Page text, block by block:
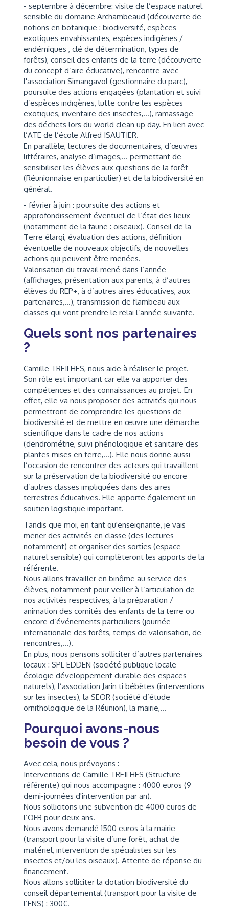
- septembre à décembre: visite de l’espace naturel
sensible du domaine Archambeaud (découverte de
notions en botanique : biodiversité, espèces
exotiques envahissantes, espèces indigènes /
endémiques , clé de détermination, types de
forêts), conseil des enfants de la terre (découverte
du concept d’aire éducative), rencontre avec
l'association Simangavol (gestionnaire du parc),
poursuite des actions engagées (plantation et suivi
d’espèces indigènes, lutte contre les espèces
exotiques, inventaire des insectes,…), ramassage
des déchets lors du world clean up day. En lien avec
l’ATE de l’école Alfred ISAUTIER.
En parallèle, lectures de documentaires, d’œuvres
littéraires, analyse d’images,… permettant de
sensibiliser les élèves aux questions de la forêt
(Réunionnaise en particulier) et de la biodiversité en
général.
- février à juin : poursuite des actions et
approfondissement éventuel de l’état des lieux
(notamment de la faune : oiseaux). Conseil de la
Terre élargi, évaluation des actions, définition
éventuelle de nouveaux objectifs, de nouvelles
actions qui peuvent être menées.
Valorisation du travail mené dans l’année
(affichages, présentation aux parents, à d’autres
élèves du REP+, à d’autres aires éducatives, aux
partenaires,…), transmission de flambeau aux
classes qui vont prendre le relai l’année suivante.
Quels sont nos partenaires
?
Camille TREILHES, nous aide à réaliser le projet.
Son rôle est important car elle va apporter des
compétences et des connaissances au projet. En
effet, elle va nous proposer des activités qui nous
permettront de comprendre les questions de
biodiversité et de mettre en œuvre une démarche
scientifique dans le cadre de nos actions
(dendrométrie, suivi phénologique et sanitaire des
plantes mises en terre,…). Elle nous donne aussi
l’occasion de rencontrer des acteurs qui travaillent
sur la préservation de la biodiversité ou encore
d’autres classes impliquées dans des aires
terrestres éducatives. Elle apporte également un
soutien logistique important.
Tandis que moi, en tant qu'enseignante, je vais
mener des activités en classe (des lectures
notamment) et organiser des sorties (espace
naturel sensible) qui complèteront les apports de la
référente.
Nous allons travailler en binôme au service des
élèves, notamment pour veiller à l’articulation de
nos activités respectives, à la préparation /
animation des comités des enfants de la terre ou
encore d’événements particuliers (journée
internationale des forêts, temps de valorisation, de
rencontres,…).
En plus, nous pensons solliciter d’autres partenaires
locaux : SPL EDDEN (société publique locale –
écologie développement durable des espaces
naturels), l’association Jarin ti bébètes (interventions
sur les insectes), la SEOR (société d’étude
ornithologique de la Réunion), la mairie,…
Pourquoi avons-nous
besoin de vous ?
Avec cela, nous prévoyons :
Interventions de Camille TREILHES (Structure
référente) qui nous accompagne : 4000 euros (9
demi-journées d'intervention par an).
Nous sollicitons une subvention de 4000 euros de
l’OFB pour deux ans.
Nous avons demandé 1500 euros à la mairie
(transport pour la visite d’une forêt, achat de
matériel, intervention de spécialistes sur les
insectes et/ou les oiseaux). Attente de réponse du
financement.
Nous allons solliciter la dotation biodiversité du
conseil départemental (transport pour la visite de
l’ENS) : 300€.